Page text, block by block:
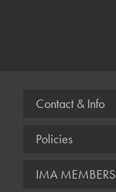
Contact & Info
Policies
IMA MEMBERS